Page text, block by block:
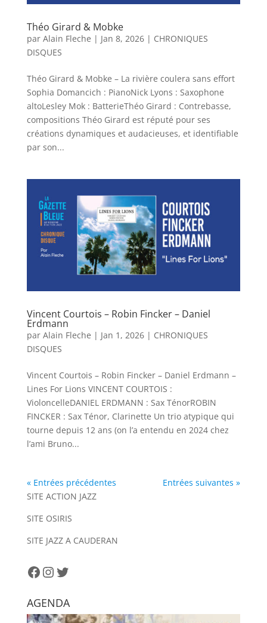
Théo Girard & Mobke
par Alain Fleche | Jan 8, 2026| CHRONIQUES
DISQUES
Théo Girard & Mobke – La rivière coulera sans effort
Sophia Domancich : PianoNick Lyons : Saxophone
altoLesley Mok : BatterieThéo Girard : Contrebasse,
compositions Théo Girard est réputé pour ses
créations dynamiques et audacieuses, et identifiable
par son...
Vincent Courtois – Robin Fincker – Daniel
Erdmann
par Alain Fleche | Jan 1, 2026| CHRONIQUES
DISQUES
Vincent Courtois – Robin Fincker – Daniel Erdmann –
Lines For Lions VINCENT COURTOIS :
VioloncelleDANIEL ERDMANN : Sax TénorROBIN
FINCKER : Sax Ténor, Clarinette Un trio atypique qui
tourne depuis 12 ans (on l’a entendu en 2024 chez
l’ami Bruno...
« Entrées précédentes
Entrées suivantes »
SITE ACTION JAZZ
SITE OSIRIS
SITE JAZZ A CAUDERAN
Facebook
Instagram
Twitter
AGENDA